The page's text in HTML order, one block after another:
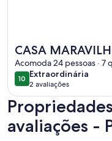
CASA
VERDADEIRO
ITAMAMBUCA
Acomoda 24 pessoas · 7
1010 de 10
Extraordinária
extraordinária
2 avaliações
(2
avaliações)
avaliações -